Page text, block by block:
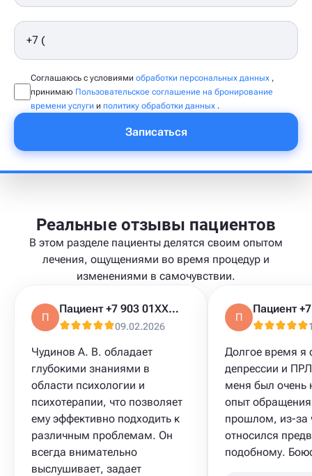
Соглашаюсь с условиями обработки персональных данных ,
принимаю Пользовательское соглашение на бронирование
времени услуги и политику обработки данных .
Записаться
Реальные отзывы пациентов
В этом разделе пациенты делятся своим опытом
лечения, ощущениями во время процедур и
изменениями в самочувствии.
П
Пациент +7 903 01XXXXX
09.02.2026
Чудинов А. В. обладает
глубокими знаниями в
области психологии и
психотерапии, что позволяет
ему эффективно подходить к
различным проблемам. Он
всегда внимательно
выслушивает, задает
П
Долгое время я
депрессии​ и
меня был очень
опыт обращения
прошлом, из-за
относился
подобному.